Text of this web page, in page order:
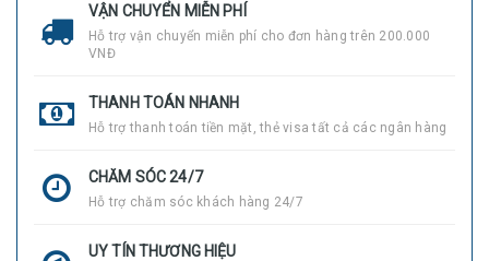
VẬN CHUYỂN MIỄN PHÍ
Hỗ trợ vận chuyển miễn phí cho đơn hàng trên 200.000
VNĐ
THANH TOÁN NHANH
Hỗ trợ thanh toán tiền mặt, thẻ visa tất cả các ngân hàng
CHĂM SÓC 24/7
Hỗ trợ chăm sóc khách hàng 24/7
UY TÍN THƯƠNG HIỆU